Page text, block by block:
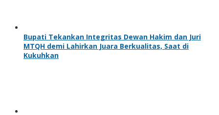
Bupati Tekankan Integritas Dewan Hakim dan Juri
MTQH demi Lahirkan Juara Berkualitas, Saat di
Kukuhkan